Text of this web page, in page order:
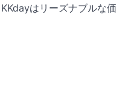
はリーズナブルな価